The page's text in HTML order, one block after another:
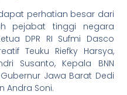
perhatian besar dari
pejabat tinggi negara
DPR RI Sufmi Dasco
Teuku Riefky Harsya,
Susanto, Kepala BNN
Jawa Barat Dedi
Andra Soni.